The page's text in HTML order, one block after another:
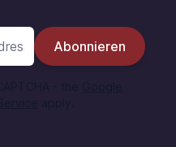
E-Mail-Adresse
Abonnieren